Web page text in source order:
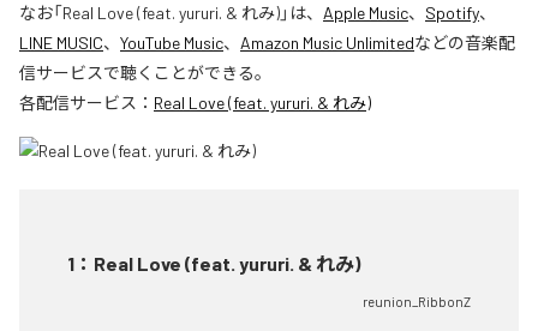
なお「Real Love (feat. yururi. & れみ)」は、 Apple Music、 Spotify、
LINE MUSIC、 YouTube Music、 Amazon Music Unlimitedなどの音楽配
信サービスで聴くことができる。
各配信サービス： Real Love (feat. yururi. & れみ)
1 ： Real Love (feat. yururi. & れみ)
reunion_RibbonZ